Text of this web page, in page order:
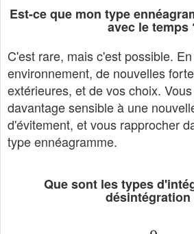
Est-ce que mon type
avec le temps
C'est rare, mais c'est possible.
environnement, de nouvelles
extérieures, et de vos choix.
davantage sensible à une
d'évitement, et vous rapprocher
type ennéagramme.
Que sont les types
désintégration